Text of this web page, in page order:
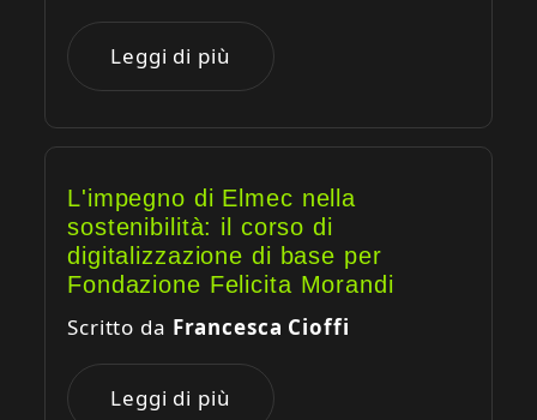
Leggi di più
L'impegno di Elmec nella
sostenibilità: il corso di
digitalizzazione di base per
Fondazione Felicita Morandi
Scritto da Francesca Cioffi
Leggi di più